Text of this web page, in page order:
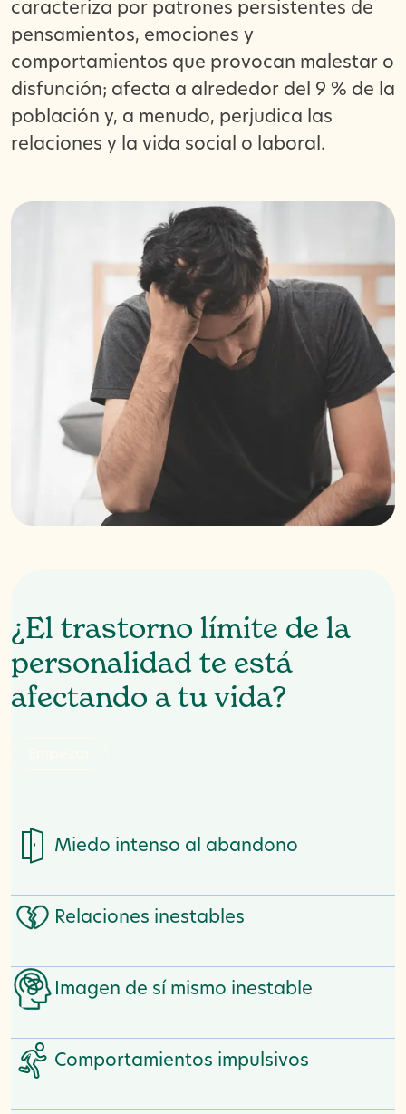
caracteriza por patrones persistentes de
pensamientos, emociones y
comportamientos que provocan malestar o
disfunción; afecta a alrededor del 9 % de la
población y, a menudo, perjudica las
relaciones y la vida social o laboral.
¿El trastorno límite de la
personalidad te está
afectando a tu vida?
Miedo intenso al abandono
Relaciones inestables
Imagen de sí mismo inestable
Comportamientos impulsivos